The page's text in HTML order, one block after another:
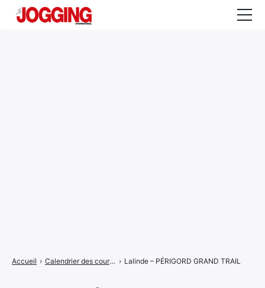
Accueil › Calendrier des courses › Lalinde – PÉRIGORD GRAND TRAIL